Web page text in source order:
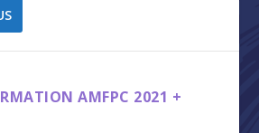
AMFPC 2021 +